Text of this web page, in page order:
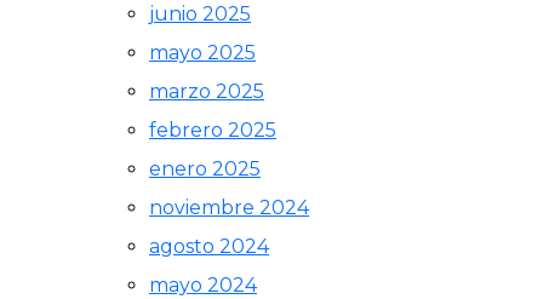
junio 2025
mayo 2025
marzo 2025
febrero 2025
enero 2025
noviembre 2024
agosto 2024
mayo 2024